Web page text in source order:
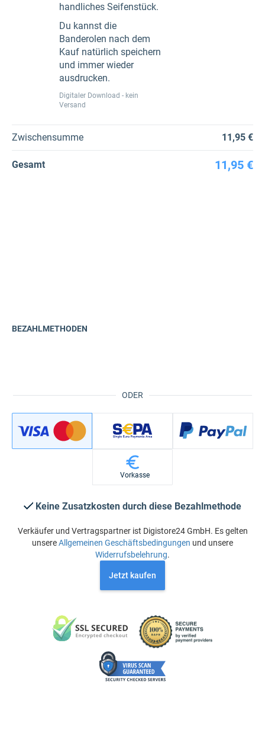
handliches Seifenstück.
Du kannst die
Banderolen nach dem
Kauf natürlich speichern
und immer wieder
ausdrucken.
Digitaler Download - kein
Versand
Zwischensumme 11,95 €
Gesamt 11,95 €
ODER
BEZAHLMETHODEN
Vorkasse
Keine Zusatzkosten durch diese Bezahlmethode
Verkäufer und Vertragspartner ist Digistore24 GmbH. Es gelten
unsereAllgemeinen Geschäftsbedingungen und unsere
Widerrufsbelehrung.
Jetzt kaufen